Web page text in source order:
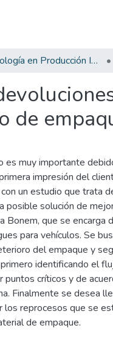
Tecnología en Producción Industrial
de
es muy importante
impresión del
un estudio que trata
posible solución de
Bonem, que se encarga
para vehículos. Se
del empaque y
identificando el
puntos críticos y de
Finalmente se desea
reprocesos que se
de empaque.